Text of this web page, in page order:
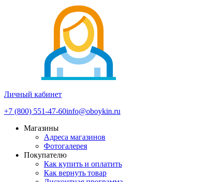
Личный кабинет
+7 (800) 551-47-60info@oboykin.ru
Магазины
Адреса магазинов
Фотогалерея
Покупателю
Как купить и оплатить
Как вернуть товар